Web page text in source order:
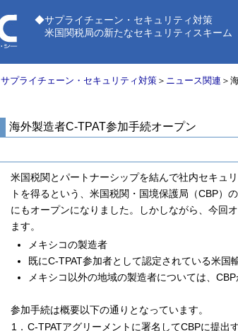
◆サプライチェーン・セキュリティ対策
米国関税局の新たなセキュリティスキーム（
サプライチェーン・セキュリティ対策 ＞ ニュース関連 ＞
海外製造者C-TPAT参加手続オープン
米国税関とパートナーシップを結んで社内セキュ
トを得るという、米国税関・国境保護局（CBP）
にもオープンになりました。しかしながら、今回
ます。
メキシコの製造者
既にC-TPAT参加者として認定されている米国
メキシコ以外の地域の製造者については、
参加手続は概要以下の通りとなっています。
1． C-TPATアグリーメントに署名してCBPに提出す